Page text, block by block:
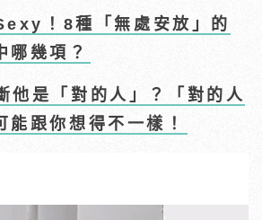
！8種「無處安放」的
哪幾項？
他是「對的人」？「對的人
能跟你想得不一樣！